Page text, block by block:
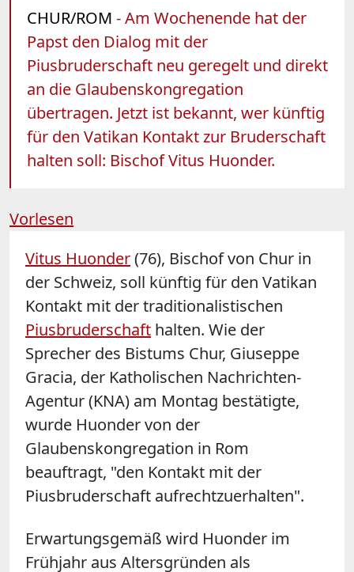
CHUR/ROM - Am Wochenende hat der
Papst den Dialog mit der
Piusbruderschaft neu geregelt und direkt
an die Glaubenskongregation
übertragen. Jetzt ist bekannt, wer künftig
für den Vatikan Kontakt zur Bruderschaft
halten soll: Bischof Vitus Huonder.
Vorlesen
Vitus Huonder(76), Bischof von Chur in
der Schweiz, soll künftig für den Vatikan
Kontakt mit der traditionalistischen
Piusbruderschaft halten. Wie der
Sprecher des Bistums Chur, Giuseppe
Gracia, der Katholischen Nachrichten-
Agentur (KNA) am Montag bestätigte,
wurde Huondervon der
Glaubenskongregation in Rom
beauftragt, "den Kontakt mit der
Piusbruderschaft aufrechtzuerhalten".
Erwartungsgemäß wird Huonder im
Frühjahr aus Altersgründen als